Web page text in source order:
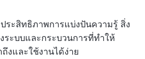
ระสิทธิภาพการแบ่งปันความรู้ สิ่ง
ระบบและกระบวนการที่ทำให้
งและใช้งานได้ง่าย